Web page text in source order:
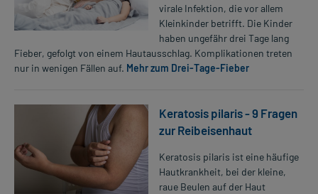
virale Infektion, die vor allem
Kleinkinder betrifft. Die Kinder
haben ungefähr drei Tage lang
Fieber, gefolgt von einem Hautausschlag. Komplikationen treten
nur in wenigen Fällen auf. Mehr zum Drei-Tage-Fieber
Keratosis pilaris - 9 Fragen
zur Reibeisenhaut
Keratosis pilaris ist eine häufige
Hautkrankheit, bei der kleine,
raue Beulen auf der Haut